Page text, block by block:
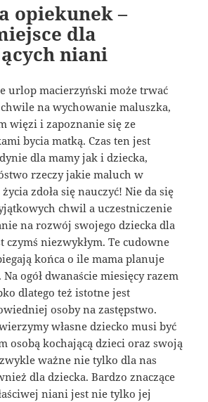
opiekunek –
dla
niani
urlop macierzyński może trwać
na wychowanie maluszka,
więzi i zapoznanie się ze
bycia matką. Czas ten jest
dla mamy jak i dziecka,
rzeczy jakie maluch w
zdoła się nauczyć! Nie da się
chwil a uczestniczenie
na rozwój swojego dziecka dla
czymś niezwykłym. Te cudowne
końca o ile mama planuje
ogół dwanaście miesięcy razem
dlatego też istotne jest
osoby na zastępstwo.
własne dziecko musi być
osobą kochającą dzieci oraz swoją
ważne nie tylko dla nas
dla dziecka. Bardzo znaczące
niani jest nie tylko jej